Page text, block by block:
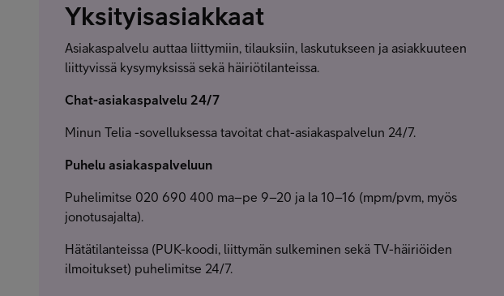
Yksityisasiakkaat
Asiakaspalvelu auttaa liittymiin, tilauksiin, laskutukseen ja asiakkuuteen
liittyvissä kysymyksissä sekä häiriötilanteissa.
Chat-asiakaspalvelu 24/7
Minun Telia -sovelluksessa tavoitat chat-asiakaspalvelun 24/7.
Puhelu asiakaspalveluun
Puhelimitse 020 690 400 ma–pe 9–20 ja la 10–16 (mpm/pvm, myös
jonotusajalta).
Hätätilanteissa (PUK-koodi, liittymän sulkeminen sekä TV-häiriöiden
ilmoitukset) puhelimitse 24/7.